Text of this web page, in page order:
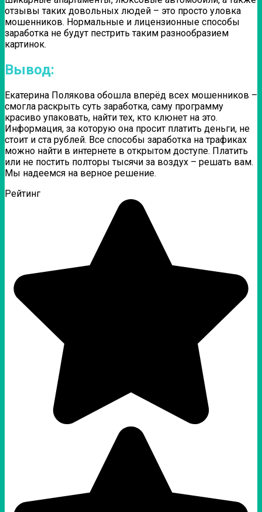
отзывы таких довольных людей – это просто уловка
мошенников. Нормальные и лицензионные способы
заработка не будут пестрить таким разнообразием
картинок.
Вывод:
Екатерина Полякова обошла вперёд всех мошенников –
смогла раскрыть суть заработка, саму программу
красиво упаковать, найти тех, кто клюнет на это.
Информация, за которую она просит платить деньги, не
стоит и ста рублей. Все способы заработка на трафиках
можно найти в интернете в открытом доступе. Платить
или не постить полторы тысячи за воздух – решать вам.
Мы надеемся на верное решение.
Рейтинг